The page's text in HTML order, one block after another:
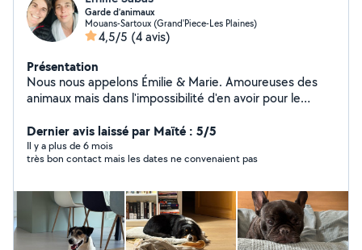
Garde d’animaux
Mouans-Sartoux (Grand'Piece-Les Plaines)
4,5/5 (4 avis)
Présentation
Nous nous appelons Émilie & Marie. Amoureuses des
animaux mais dans l'impossibilité d'en avoir pour le
boule de poils en votre absence. Étudiante en
ostéopathie animale et titulaires de l'Acaced, nous
gardons vos loulous depuis maintenant 2 ans à notre
comme terrain de jeux.
Dernier avis laissé par Maïté : 5/5
Il y a plus de 6 mois
très bon contact mais les dates ne convenaient pas